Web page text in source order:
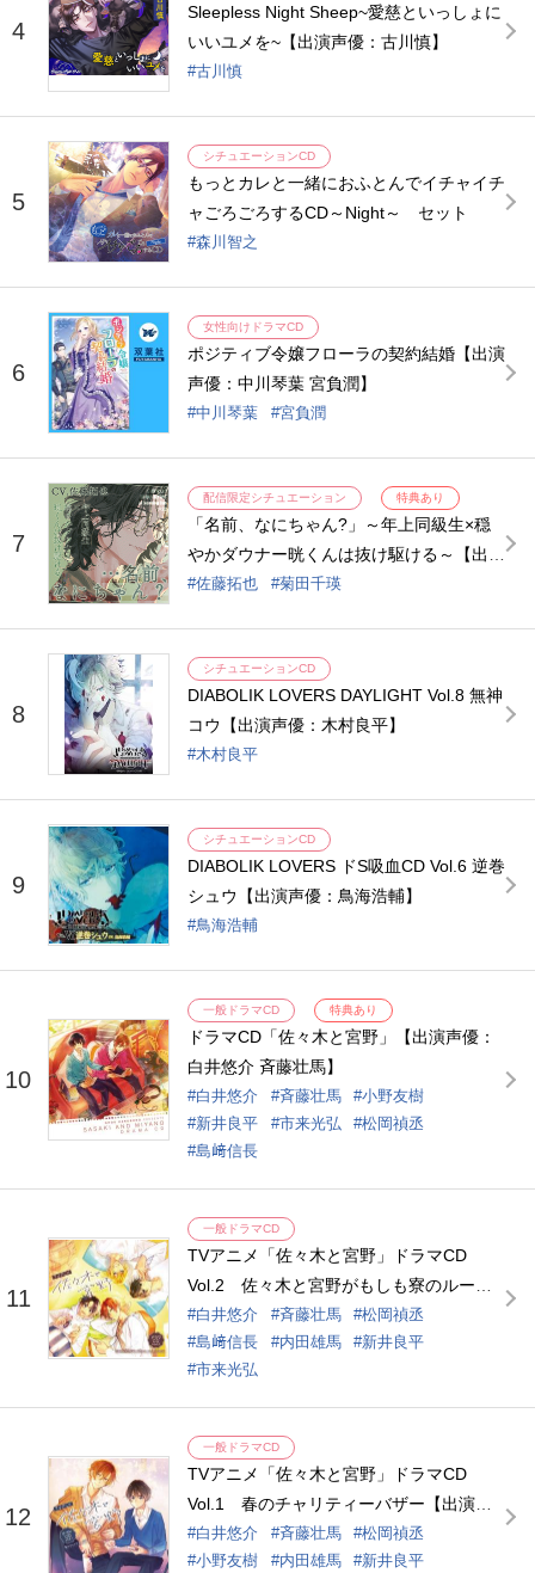
4
Sleepless Night Sheep~愛慈といっしょに
いいユメを~【出演声優：古川慎】
古川慎
5
シチュエーションCD
もっとカレと一緒におふとんでイチャイチ
ャごろごろするCD～Night～ セット
森川智之
6
女性向けドラマCD
ポジティブ令嬢フローラの契約結婚【出演
声優：中川琴葉 宮負潤】
中川琴葉 宮負潤
7
配信限定シチュエーション 特典あり
「名前、なにちゃん?」～年上同級生×穏
やかダウナー晄くんは抜け駆ける～【出演
声優：佐藤拓也】
佐藤拓也 菊田千瑛
8
シチュエーションCD
DIABOLIK LOVERS DAYLIGHT Vol.8 無神
コウ【出演声優：木村良平】
木村良平
9
シチュエーションCD
DIABOLIK LOVERS ドS吸血CD Vol.6 逆巻
シュウ【出演声優：鳥海浩輔】
鳥海浩輔
10
一般ドラマCD 特典あり
ドラマCD「佐々木と宮野」【出演声優：
白井悠介 斉藤壮馬】
白井悠介 斉藤壮馬
小野友樹
新井良平
市来光弘
松岡禎丞
島﨑信長
11
一般ドラマCD
TVアニメ「佐々木と宮野」ドラマCD
Vol.2 佐々木と宮野がもしも寮のルーム
メイトだったら【出演声優：白井悠介 斉
藤壮馬】
白井悠介 斉藤壮馬
松岡禎丞
島﨑信長
内田雄馬
新井良平
市来光弘
12
一般ドラマCD
TVアニメ「佐々木と宮野」ドラマCD
Vol.1 春のチャリティーバザー【出演声
優：白井悠介 斉藤壮馬】
白井悠介 斉藤壮馬
松岡禎丞
小野友樹
内田雄馬 新井良平